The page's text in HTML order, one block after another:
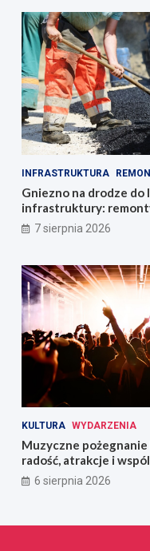
INFRASTRUKTURA
Gniezno na drodze do
infrastruktury:
miasto7 sierpnia 2026
KULTURA WYDARZENIA
Muzyczne
radość, atrakcje i
6 sierpnia 2026